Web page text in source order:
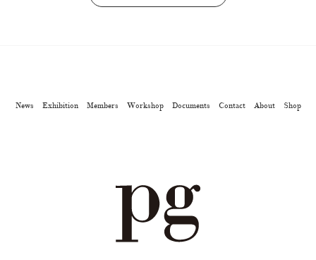
News Exhibition Members Workshop Documents Contact About Shop